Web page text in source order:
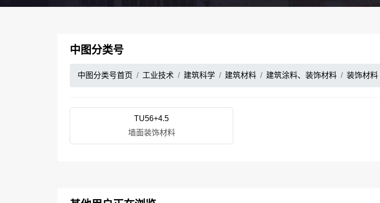
中图分类号
中图分类号首页 工业技术 建筑科学 建筑材料 建筑涂料、装饰材料 装饰材料
TU56+4.5
墙面装饰材料